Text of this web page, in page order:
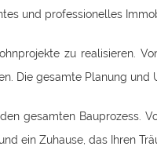
und professionelles
zu realisieren.
Die gesamte Planung und
gesamten Bauprozess.
ein Zuhause, das Ihren